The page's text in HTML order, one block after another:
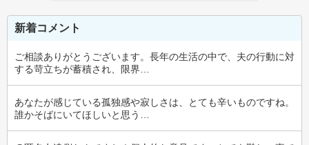
新着コメント
ご相談ありがとうございます。長年の生活の中で、夫の行動に対
する苛立ちが蓄積され、限界…
あなたが感じている孤独感や寂しさは、とても辛いものですね。
誰かそばにいてほしいと思う…